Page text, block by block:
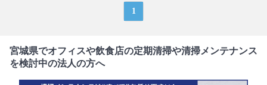
1
宮城県でオフィスや飲食店の定期清掃や清掃メンテナンス
を検討中の法人の方へ